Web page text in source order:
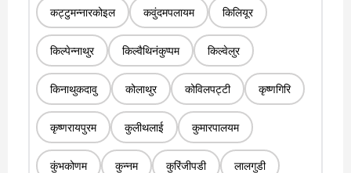
कट्टुमन्नारकोइल कवुंदमपलायम किलियूर
किल्पेन्नाथुर किल्वैथिनंकुप्पम किल्वेलुर
किनाथुकदावु कोलाथुर कोविलपट्टी कृष्णगिरि
कृष्णरायपुरम कुलीथलाई कुमारपालयम
कुंभकोणम कुन्नम कुरिंजीपडी लालगुडी